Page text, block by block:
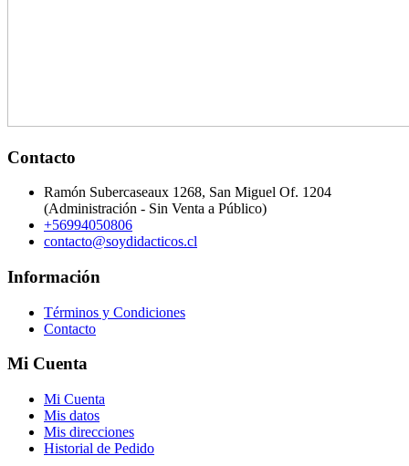
Contacto
Ramón Subercaseaux 1268, San Miguel Of. 1204
(Administración - Sin Venta a Público)
+56994050806
contacto@soydidacticos.cl
Información
Términos y Condiciones
Contacto
Mi Cuenta
Mi Cuenta
Mis datos
Mis direcciones
Historial de Pedido